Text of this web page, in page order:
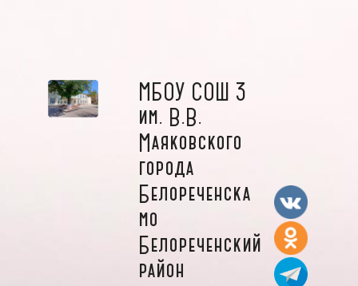
МБОУ СОШ 3
им. В.В.
Маяковского
города
Белореченска
мо
Белореченский
район